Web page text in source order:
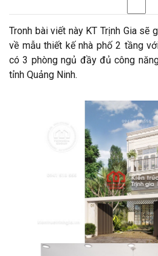
Tronh bài viết này KT Trịnh Gia sẽ
về mẫu thiết kế nhà phố 2 tầng
có 3 phòng ngủ đầy đủ công
tỉnh Quảng Ninh.